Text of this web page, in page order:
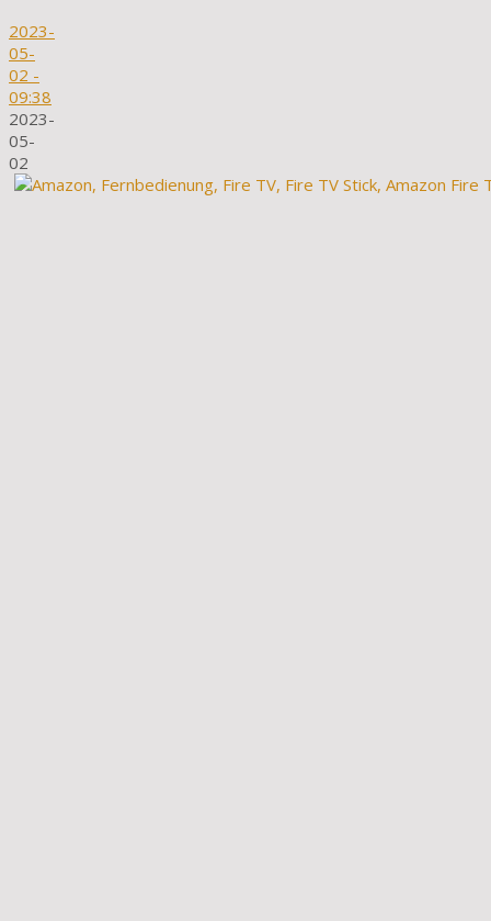
2023-
05-
02 -
09:38
2023-
05-
02